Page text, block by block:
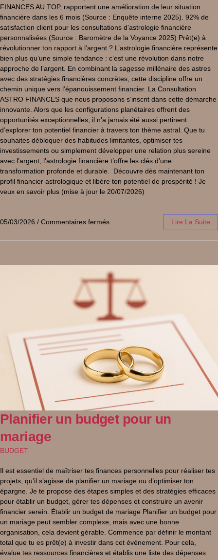
FINANCES AU TOP, rapportent une amélioration de leur situation
financière dans les 6 mois (Source : Enquête interne 2025). 92% de
satisfaction client pour les consultations d’astrologie financière
personnalisées (Source : Baromètre de la Voyance 2025) Prêt(e) à
révolutionner ton rapport à l’argent ? L’astrologie financière représente
bien plus qu’une simple tendance : c’est une révolution dans notre
approche de l’argent. En combinant la sagesse millénaire des astres
avec des stratégies financières concrètes, cette discipline offre un
chemin unique vers l’épanouissement financier. La Consultation
ASTRO FINANCES que nous proposons s’inscrit dans cette démarche
innovante. Alors que les configurations planétaires offrent des
opportunités exceptionnelles, il n’a jamais été aussi pertinent
d’explorer ton potentiel financier à travers ton thème astral. Que tu
souhaites débloquer des habitudes limitantes, optimiser tes
investissements ou simplement développer une relation plus sereine
avec l’argent, l’astrologie financière t’offre les clés d’une
transformation profonde et durable. Découvre dès maintenant ton
profil financier astrologique et libère ton potentiel de prospérité ! Je
veux en savoir plus (mise à jour le 20/07/2026)
05/03/2026 / Commentaires fermés Lire La Suite
Planifier un budget pour un
mariage
BUDGET
Il est essentiel de maîtriser tes finances personnelles pour réaliser tes
projets, qu’il s’agisse de planifier un mariage ou d’optimiser ton
épargne. Je te propose des étapes simples et des stratégies efficaces
pour établir un budget, gérer tes dépenses et construire un avenir
financier serein. Établir un budget de mariage Planifier un budget pour
un mariage peut sembler complexe, mais avec une bonne
organisation, cela devient gérable. Commence par définir le montant
total que tu es prêt(e) à investir dans cet événement. Pour cela,
évalue tes ressources financières et établis une liste des dépenses